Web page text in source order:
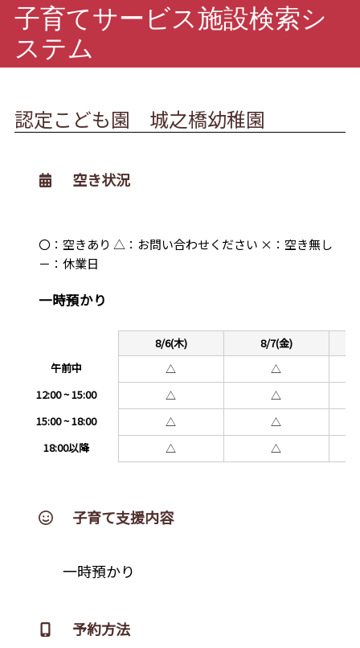
子育てサービス施設検索シ
ステム
認定こども園 城之橋幼稚園
空き状況
〇：空きあり △：お問い合わせください ×：空き無し
－：休業日
一時預かり
8/6(木)
8/7(金)
午前中
△
△
12:00 ~ 15:00
△
△
15:00 ~ 18:00
△
△
18:00以降
△ △
子育て支援内容
一時預かり
予約方法